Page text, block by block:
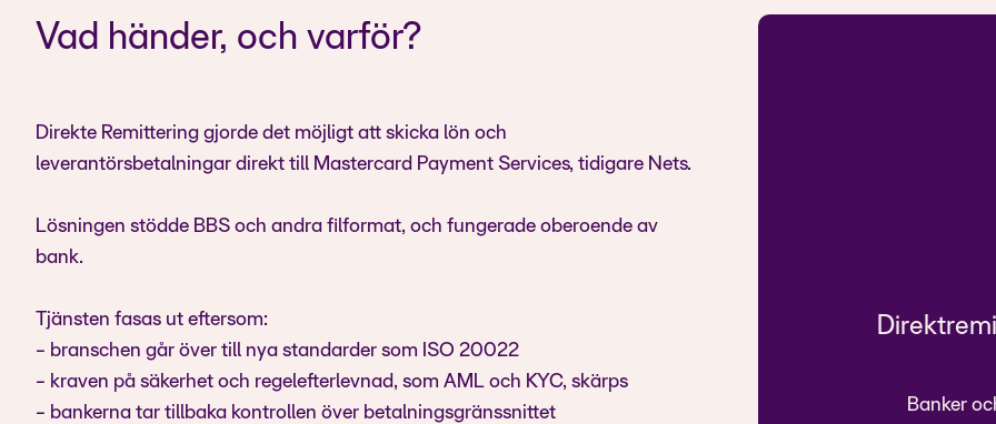
Vad händer, och varför?
Direkte Remittering gjorde det möjligt att skicka lön och
leverantörsbetalningar direkt till Mastercard Payment Services, tidigare Nets.
Lösningen stödde BBS och andra filformat, och fungerade oberoende av
bank.
Tjänsten fasas ut eftersom:
- branschen går över till nya standarder som ISO 20022
- kraven på säkerhet och regelefterlevnad, som AML och KYC, skärps
- bankerna tar tillbaka kontrollen över betalningsgränssnittet
Banker